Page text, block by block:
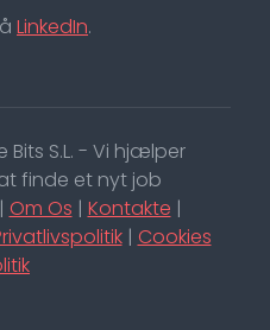
LinkedIn.
S.L. - Vi hjælper
finde et nyt job
| Om Os | Kontakte |
| Cookies